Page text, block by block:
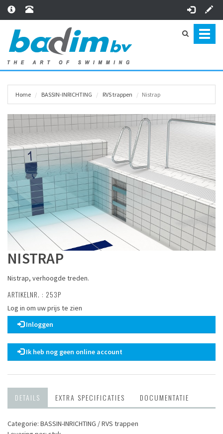
Home BASSIN-INRICHTING RVS trappen Nistrap
NISTRAP
Nistrap, verhoogde treden.
ARTIKELNR. : 253P
Log in om uw prijs te zien
Inloggen
Ik heb nog geen online account
DETAILS EXTRA SPECIFICATIES DOCUMENTATIE
Categorie: BASSIN-INRICHTING / RVS trappen